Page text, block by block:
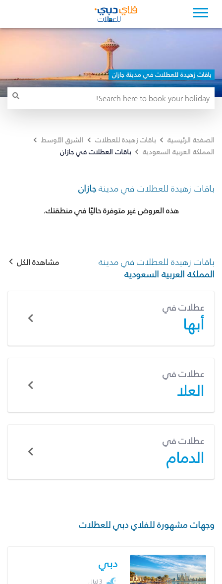
باقات زهيدة للعطلات في مدينة جازان
الصفحة الرئيسية باقات زهيدة للعطلات
الشرق الأوسط
المملكة العربية السعودية
باقات العطلات في جازان
باقات زهيدة للعطلات في مدينةجازان
هذه العروض غير متوفرة حاليًا في منطقتك.
باقات زهيدة للعطلات في مدينة
المملكة العربية السعودية
مشاهدة الكل
عطلات في
أبها
عطلات في
العلا
عطلات في
الدمام
وجهات مشهورة للفلاي دبي للعطلات
دبي
3 ليال